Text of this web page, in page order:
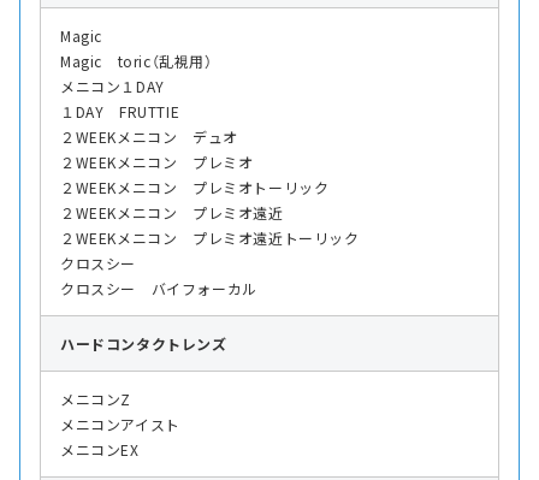
Magic
Magic toric（乱視用）
メニコン１DAY
１DAY FRUTTIE
２WEEKメニコン デュオ
２WEEKメニコン プレミオ
２WEEKメニコン プレミオトーリック
２WEEKメニコン プレミオ遠近
２WEEKメニコン プレミオ遠近トーリック
クロスシー
クロスシー バイフォーカル
ハード コンタクトレンズ
メニコンZ
メニコンアイスト
メニコンEX